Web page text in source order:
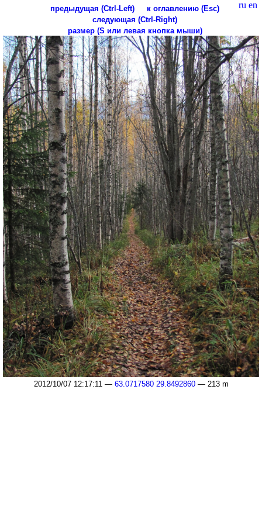
ru en
предыдущая (Ctrl-Left)
к оглавлению (Esc)
следующая (Ctrl-Right)
размер (S или левая кнопка мыши)
2012/10/07 12:17:11 — 63.0717580 29.8492860— 213 m